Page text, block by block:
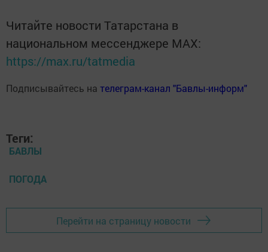
Читайте новости Татарстана в
национальном мессенджере MАХ:
https://max.ru/tatmedia
Подписывайтесь на телеграм-канал "Бавлы-информ"
Теги:
БАВЛЫ
ПОГОДА
Перейти на страницу новости